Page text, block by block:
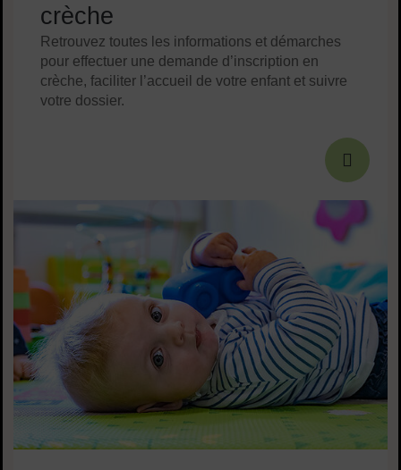
crèche
Retrouvez toutes les informations et démarches
pour effectuer une demande d’inscription en
crèche, faciliter l’accueil de votre enfant et suivre
votre dossier.